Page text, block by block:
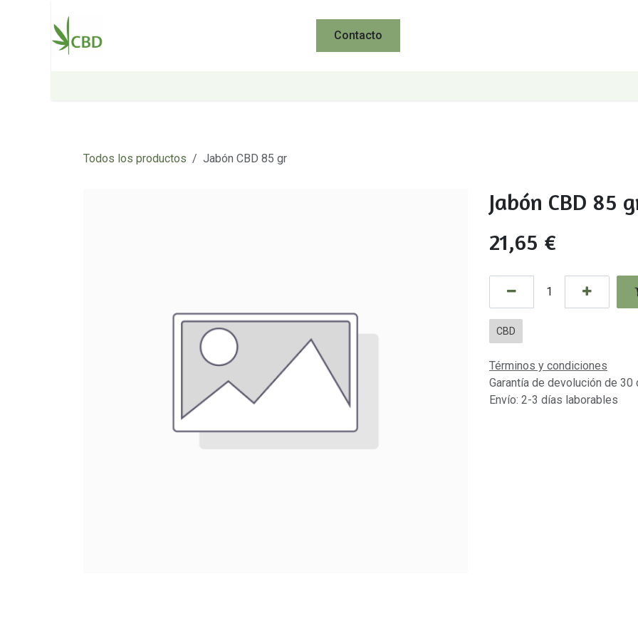
Contacto
Todos los productos Jabón CBD 85 gr
Jabón CBD 85
21,65 €
CBD
Términos y condiciones
Garantía de devolución de 30
Envío: 2-3 días laborables